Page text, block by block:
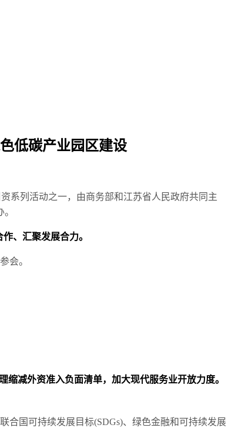
低碳产业园区建设
系列活动之一，由商务部和江苏省人民政府共同主
、汇聚发展合力。
会。
缩减外资准入负面清单，加大现代服务业开放力度。
合国可持续发展目标(SDGs)、绿色金融和可持续发展